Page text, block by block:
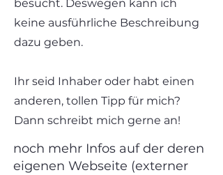
besucht. Deswegen kann ich
keine ausführliche Beschreibung
dazu geben.
Ihr seid Inhaber oder habt einen
anderen, tollen Tipp für mich?
Dann schreibt mich gerne an!
noch mehr Infos auf der deren
eigenen Webseite (externer